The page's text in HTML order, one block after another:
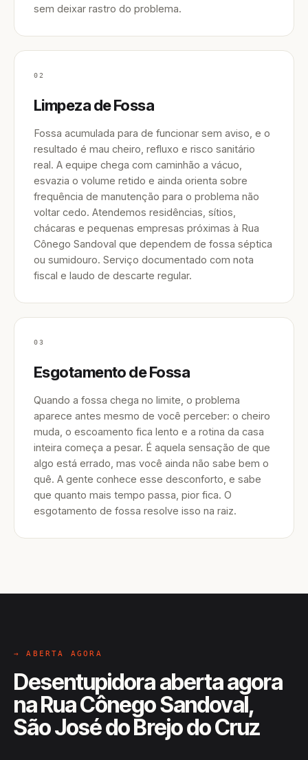
sem deixar rastro do problema.
02
Limpeza de Fossa
Fossa acumulada para de funcionar sem aviso, e o
resultado é mau cheiro, refluxo e risco sanitário
real. A equipe chega com caminhão a vácuo,
esvazia o volume retido e ainda orienta sobre
frequência de manutenção para o problema não
voltar cedo. Atendemos residências, sítios,
chácaras e pequenas empresas próximas à Rua
Cônego Sandoval que dependem de fossa séptica
ou sumidouro. Serviço documentado com nota
fiscal e laudo de descarte regular.
03
Esgotamento de Fossa
Quando a fossa chega no limite, o problema
aparece antes mesmo de você perceber: o cheiro
muda, o escoamento fica lento e a rotina da casa
inteira começa a pesar. É aquela sensação de que
algo está errado, mas você ainda não sabe bem o
quê. A gente conhece esse desconforto, e sabe
que quanto mais tempo passa, pior fica. O
esgotamento de fossa resolve isso na raiz.
→ ABERTA AGORA
Desentupidora aberta agora
na Rua Cônego Sandoval,
São José do Brejo do Cruz